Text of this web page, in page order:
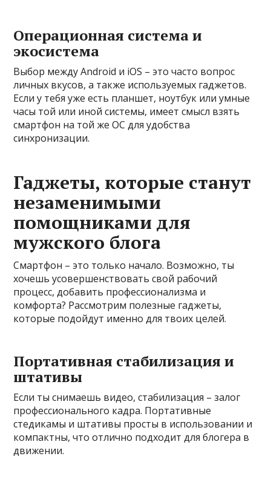
Операционная система и
экосистема
Выбор между Android и iOS – это часто вопрос
личных вкусов, а также используемых гаджетов.
Если у тебя уже есть планшет, ноутбук или умные
часы той или иной системы, имеет смысл взять
смартфон на той же ОС для удобства
синхронизации.
Гаджеты, которые станут
незаменимыми
помощниками для
мужского блога
Смартфон – это только начало. Возможно, ты
хочешь усовершенствовать свой рабочий
процесс, добавить профессионализма и
комфорта? Рассмотрим полезные гаджеты,
которые подойдут именно для твоих целей.
Портативная стабилизация и
штативы
Если ты снимаешь видео, стабилизация – залог
профессионального кадра. Портативные
стедикамы и штативы просты в использовании и
компактны, что отлично подходит для блогера в
движении.